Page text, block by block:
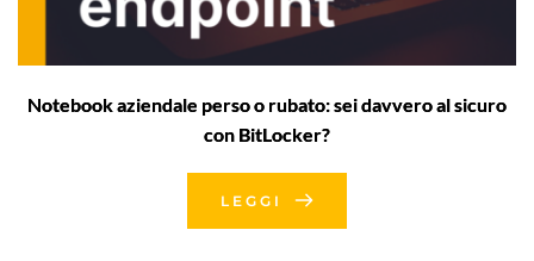
Notebook aziendale perso o rubato: sei davvero al sicuro
con BitLocker?
LEGGI